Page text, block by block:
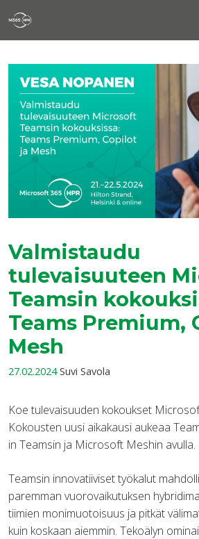
Valmistaudu
tulevaisuuteen
Teamsin
Teams Premium,
Mesh
27.02.2024 Suvi Savola
Koe tulevaisuuden kokoukset
Kokousten uusi aikakausi aukeaa
in Teamsin ja Microsoft Meshin avulla.
Teamsin innovatiiviset työkalut
paremman vuorovaikutuksen
tiimien monimuotoisuus ja pitkät
kuin koskaan aiemmin. Tekoälyn